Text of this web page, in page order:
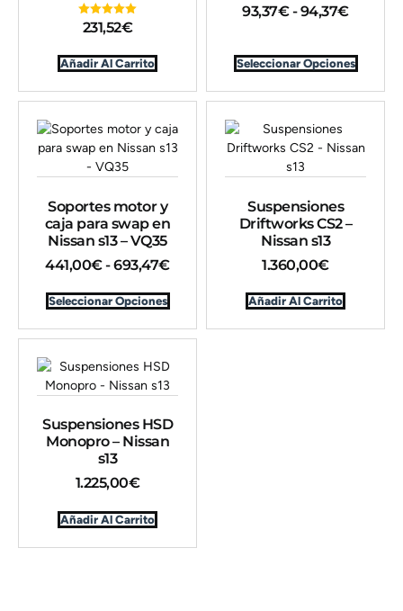
Valorado en
5.00
231,52€
Añadir Al Carrito
93,37€-94,37€
Seleccionar Opciones
Soportes motor y
caja para swap en
Nissan s13 – VQ35
441,00€-693,47€
Seleccionar Opciones
Suspensiones
Driftworks CS2 –
Nissan s13
1.360,00€
Añadir Al Carrito
Suspensiones HSD
Monopro – Nissan
s13
1.225,00€
Añadir Al Carrito